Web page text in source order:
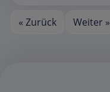
« Zurück Weiter »